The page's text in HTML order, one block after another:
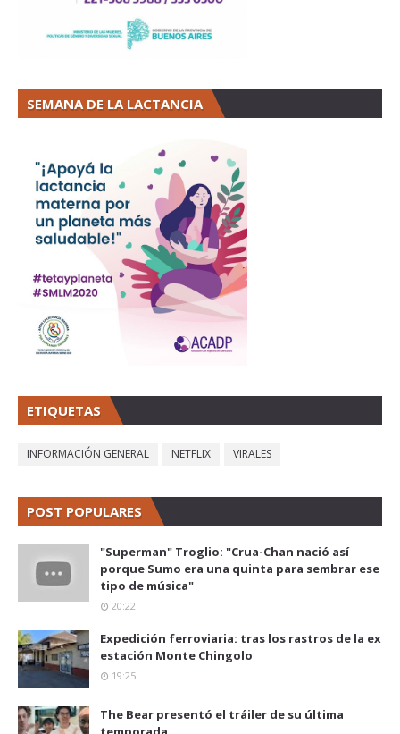
SEMANA DE LA LACTANCIA
ETIQUETAS
INFORMACIÓN GENERAL NETFLIX VIRALES
POST POPULARES
"Superman" Troglio: "Crua-Chan nació así
porque Sumo era una quinta para sembrar ese
tipo de música"
20:22
Expedición ferroviaria: tras los rastros de la ex
estación Monte Chingolo
19:25
The Bear presentó el tráiler de su última